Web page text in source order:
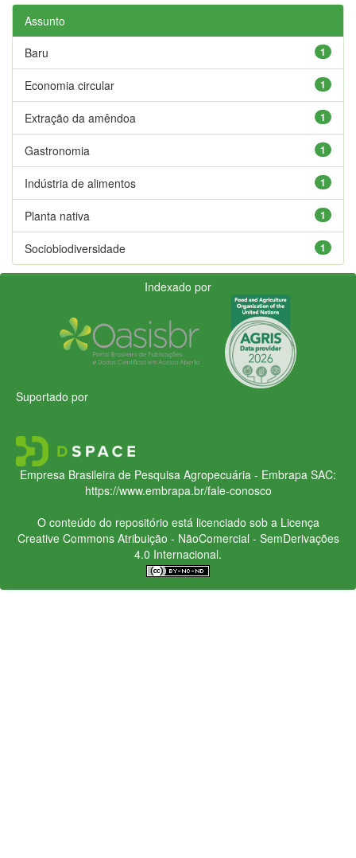
Assunto
1
Baru
1
Economia circular
1
Extração da amêndoa
1
Gastronomia
1
Indústria de alimentos
1
Planta nativa
1
Sociobiodiversidade
Indexado por
Suportado por
Empresa Brasileira de Pesquisa Agropecuária - Embrapa SAC:
https://www.embrapa.br/fale-conosco
O conteúdo do repositório está licenciado sob a Licença
Creative CommonsAtribuição - NãoComercial - SemDerivações
4.0 Internacional.